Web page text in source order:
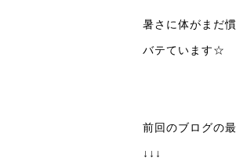
暑さに体がまだ
バテています☆
前回のブログの
↓↓↓